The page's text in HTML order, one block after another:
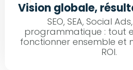
Vision globale,
SEO, SEA, Social
programmatique : tout
fonctionner ensemble et
ROI.